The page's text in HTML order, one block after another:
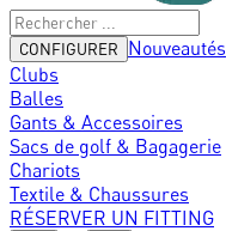
CONFIGURER
Nouveautés
Clubs
Balles
Gants & Accessoires
Sacs de golf & Bagagerie
Chariots
Textile & Chaussures
RÉSERVER UN FITTING